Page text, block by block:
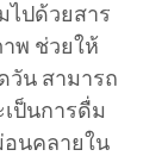
ไปด้วยสาร
พ ช่วยให้
น สามารถ
ป็นการดื่ม
อนคลายใน